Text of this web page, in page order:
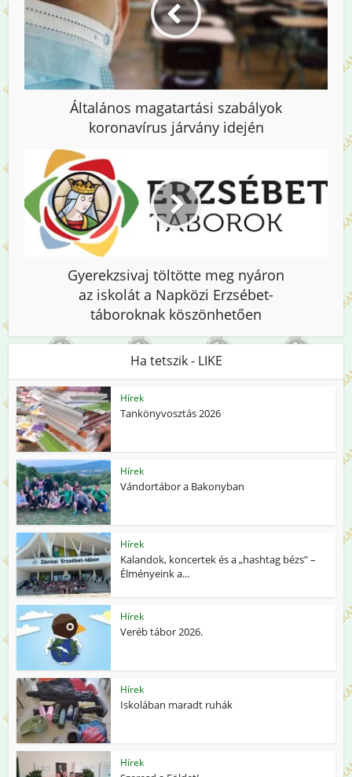
Általános magatartási szabályok
koronavírus járvány idején
Gyerekzsivaj töltötte meg nyáron
az iskolát a Napközi Erzsébet-
táboroknak köszönhetően
Ha tetszik - LIKE
Hírek
Tankönyvosztás 2026
Hírek
Vándortábor a Bakonyban
Hírek
Kalandok, koncertek és a „hashtag bézs” –
Élményeink a...
Hírek
Veréb tábor 2026.
Hírek
Iskolában maradt ruhák
Hírek